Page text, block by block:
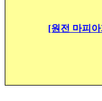
[원전 마피